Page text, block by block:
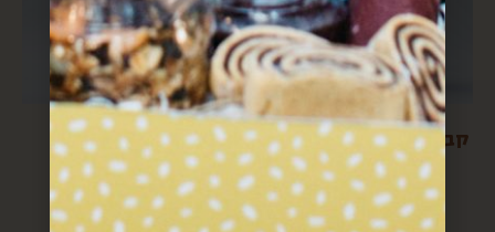
ממרח פיסטוק
$64
קברנה סוביניון- אפהוד
$147